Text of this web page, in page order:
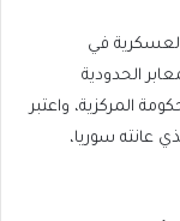
في
الحدودية
المركزية، واعتبر
عانته سوريا،